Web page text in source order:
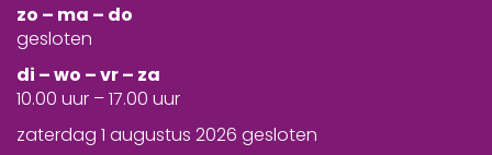
zo – ma – do
gesloten
di – wo – vr – za
10.00 uur – 17.00 uur
zaterdag 1 augustus 2026 gesloten